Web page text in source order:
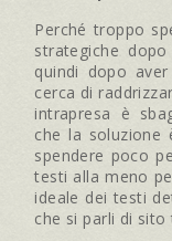
Perché troppo
strategiche
quindi dopo
cerca di
intrapresa è
che la soluzione
spendere poco
testi alla meno
ideale dei testi
che si parli di